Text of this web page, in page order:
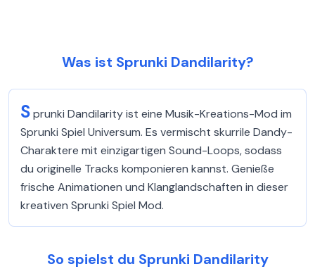
Was ist Sprunki Dandilarity?
Sprunki Dandilarity ist eine Musik-Kreations-Mod im
Sprunki Spiel Universum. Es vermischt skurrile Dandy-
Charaktere mit einzigartigen Sound-Loops, sodass
du originelle Tracks komponieren kannst. Genieße
frische Animationen und Klanglandschaften in dieser
kreativen Sprunki Spiel Mod.
So spielst du Sprunki Dandilarity